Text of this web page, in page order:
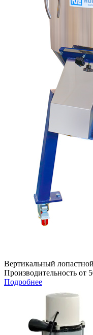
Вертикальный
Производительность от
Подробнее